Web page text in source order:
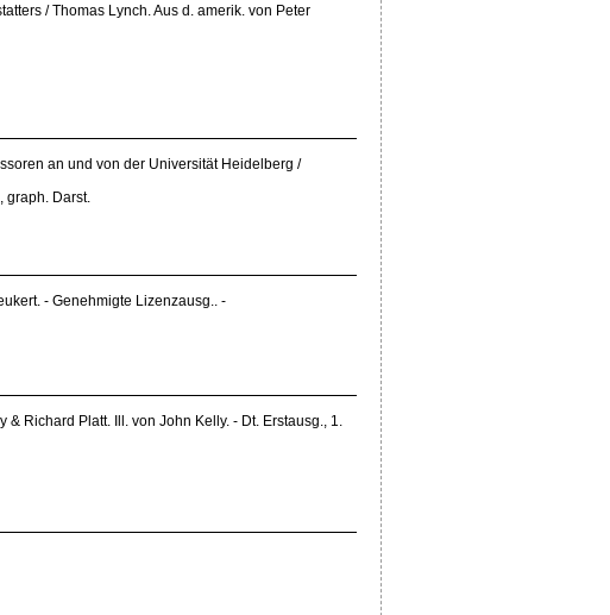
/ Thomas Lynch. Aus d. amerik. von Peter
an und von der Universität Heidelberg /
graph. Darst.
- Genehmigte Lizenzausg.. -
& Richard Platt. Ill. von John Kelly. - Dt. Erstausg., 1.